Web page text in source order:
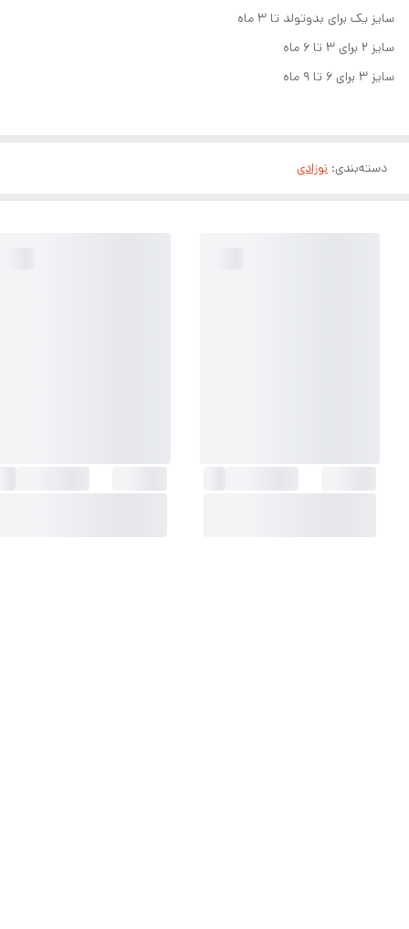
سایز یک برای بدوتولد تا ۳ ماه
سایز ۲ برای ۳ تا ۶ ماه
سایز ۳ برای ۶ تا ۹ ماه
دسته‌بندی: نوزادی